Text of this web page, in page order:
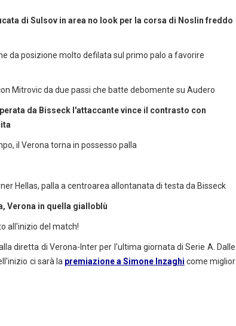
di Sulsov in area no look per la corsa di Noslin freddo
da posizione molto defilata sul primo palo a favorire
Mitrovic da due passi che batte debomente su Audero
da Bisseck l'attaccante vince il contrasto con
il Verona torna in possesso palla
Hellas, palla a centroarea allontanata di testa da Bisseck
Verona in quella gialloblù
all'inizio del match!
diretta di Verona-Inter per l'ultima giornata di Serie A. Dalle
ci sarà la premiazione a Simone Inzaghi come miglior